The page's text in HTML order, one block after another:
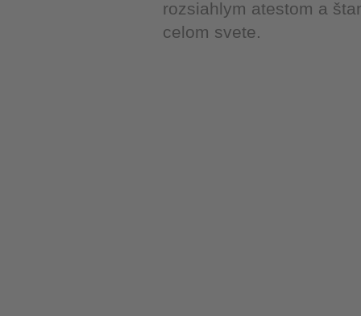
rozsiahlym atestom a
celom svete.